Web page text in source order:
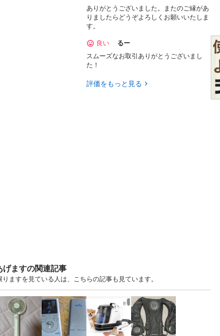
ありがとうございました。またのご縁があ
りましたらどうぞよろしくお願いいたしま
す。
良い
るー
スムーズなお取引ありがとうございまし
た！
評価をもっと見る
げますの関連記事
ますを見ている人は、こちらの記事も見ています。